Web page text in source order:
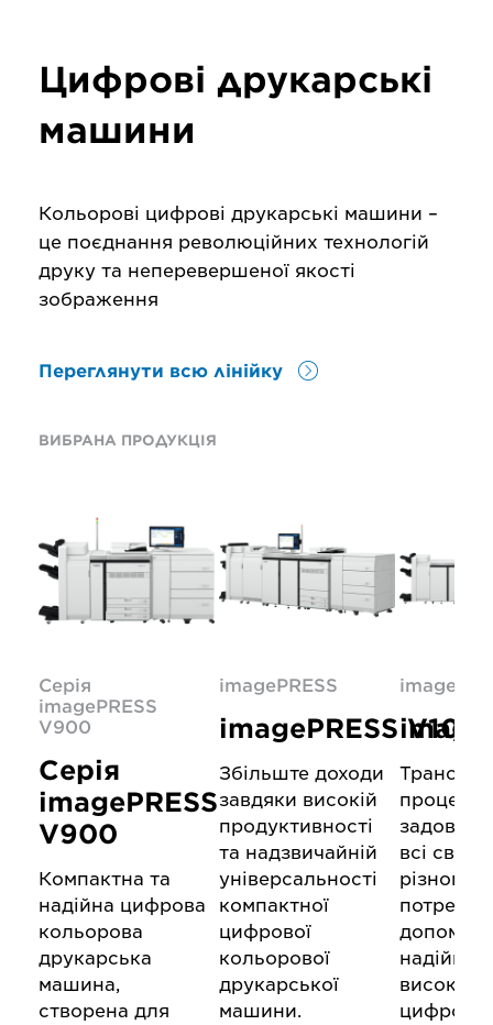
ВИБРАНА ПРОДУКЦІЯ
Цифрові друкарські
машини
Кольорові цифрові друкарські машини –
це поєднання революційних технологій
друку та неперевершеної якості
зображення
Переглянути всю лінійку
Серія
imagePRESS
V900
Серія
imagePRESS
V900
Компактна та
надійна цифрова
кольорова
друкарська
машина,
створена для
imagePRESS
imagePRESS
Збільште доходи
завдяки високій
продуктивності
та надзвичайній
універсальності
компактної
цифрової
кольорової
друкарської
машини.
процеси
всі свої
потреби
надійної
цифрової